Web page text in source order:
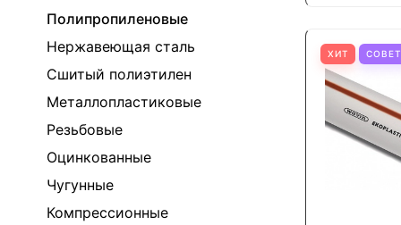
Полипропиленовые
Нержавеющая сталь
Сшитый полиэтилен
Металлопластиковые
Резьбовые
Оцинкованные
Чугунные
Компрессионные
ХИТ